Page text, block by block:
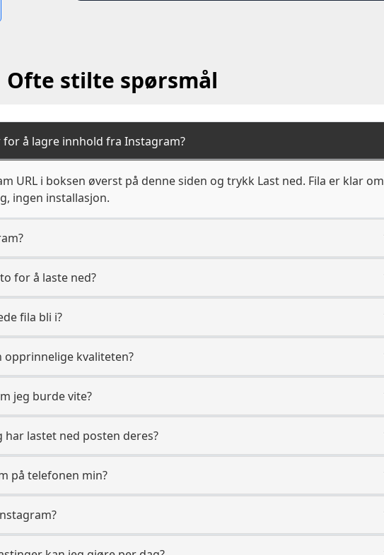
Ofte stilte spørsmål
å lagre innhold fra Instagram?
URL i boksen øverst på denne siden og trykk Last ned. Fila er klar om
ingen installasjon.
for å laste ned?
fila bli i?
opprinnelige kvaliteten?
jeg burde vite?
lastet ned posten deres?
på telefonen min?